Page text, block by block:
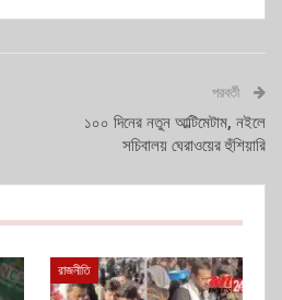
পরবর্তী
১০০ দিনের নতুন আল্টিমেটাম, নইলে
সচিবালয় ঘেরাওয়ের হুঁশিয়ারি
রাজনীতি